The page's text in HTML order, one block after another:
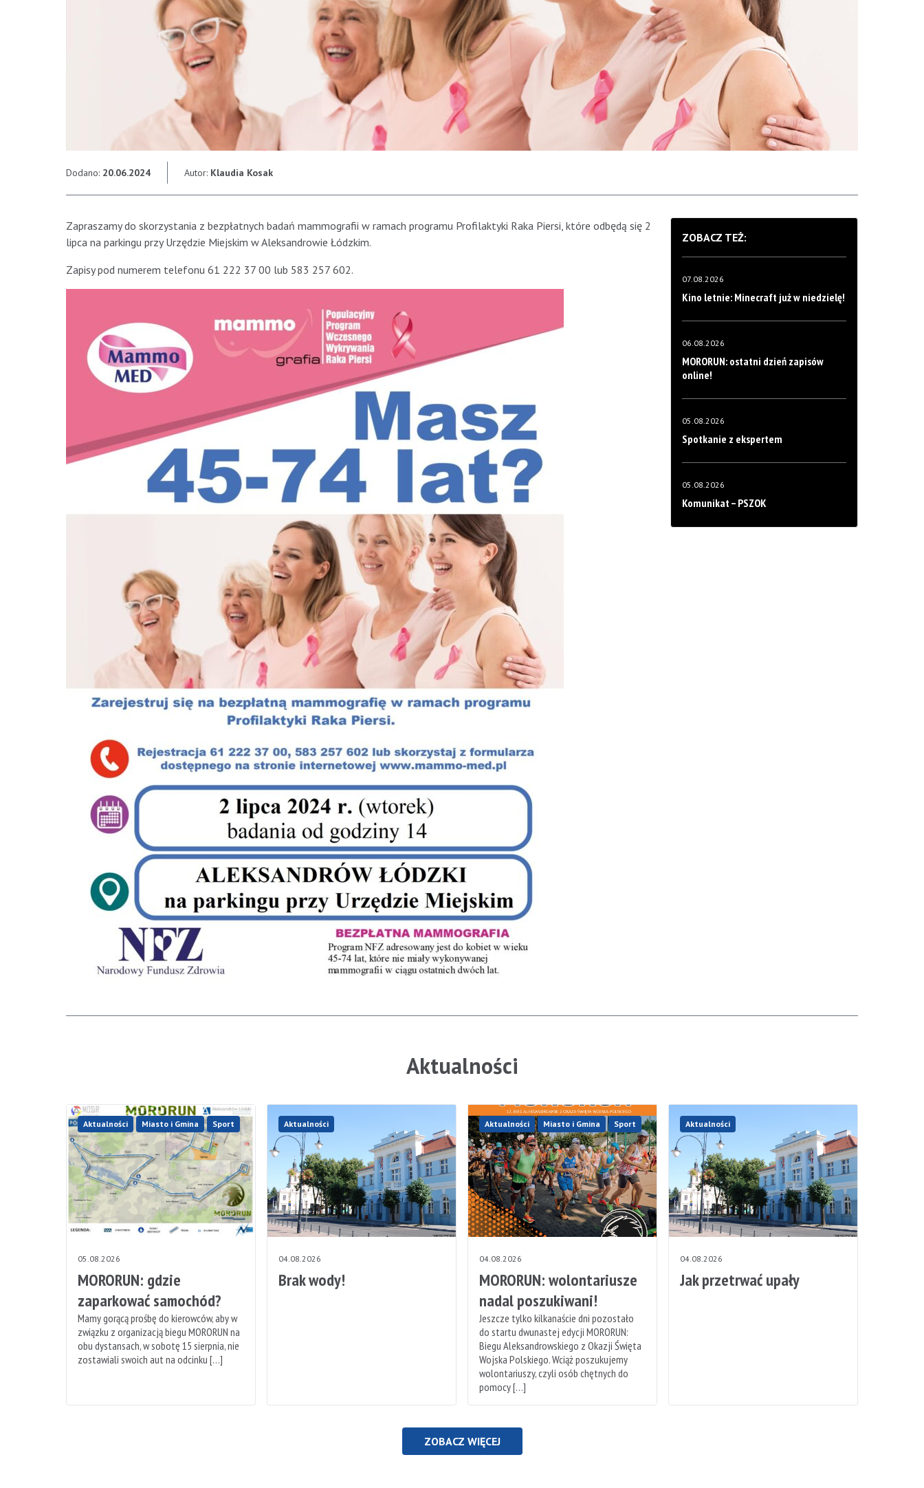
Dodano: 20.06.2024 Autor: Klaudia Kosak
Zapraszamy do skorzystania z bezpłatnych badań mammografii w ramach programu Profilaktyki Raka Piersi, które odbędą się 2
lipca na parkingu przy Urzędzie Miejskim w Aleksandrowie Łódzkim.
Zapisy pod numerem telefonu 61 222 37 00 lub 583 257 602.
ZOBACZ TEŻ:
07.08.2026
Kino letnie: Minecraft już w niedzielę!
06.08.2026
MORORUN: ostatni dzień zapisów
online!
05.08.2026
Spotkanie z ekspertem
05.08.2026
Komunikat – PSZOK
Aktualności
Aktualności Miasto i Gmina Sport
05.08.2026
MORORUN: gdzie
zaparkować samochód?
Mamy gorącą prośbę do kierowców, aby w
związku z organizacją biegu MORORUN na
obu dystansach, w sobotę 15 sierpnia, nie
zostawiali swoich aut na odcinku […]
Aktualności
04.08.2026
Brak wody!
Aktualności Miasto i Gmina Sport
04.08.2026
MORORUN: wolontariusze
nadal poszukiwani!
Jeszcze tylko kilkanaście dni pozostało
do startu dwunastej edycji MORORUN:
Biegu Aleksandrowskiego z Okazji Święta
Wojska Polskiego. Wciąż poszukujemy
wolontariuszy, czyli osób chętnych do
pomocy […]
Aktualności
04.08.2026
Jak przetrwać upały
ZOBACZ WIĘCEJ